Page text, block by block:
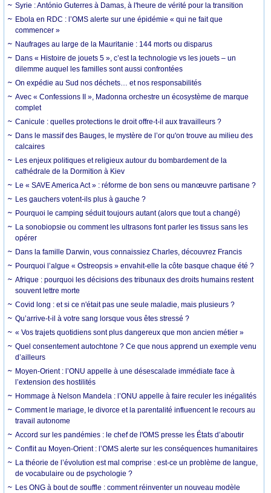
Syrie : António Guterres à Damas, à l'heure de vérité pour la transition
Ebola en RDC : l’OMS alerte sur une épidémie « qui ne fait que
commencer »
Naufrages au large de la Mauritanie : 144 morts ou disparus
Dans « Histoire de jouets 5 », c’est la technologie vs les jouets – un
dilemme auquel les familles sont aussi confrontées
On expédie au Sud nos déchets… et nos responsabilités
Avec « Confessions II », Madonna orchestre un écosystème de marque
complet
Canicule : quelles protections le droit offre-t-il aux travailleurs ?
Dans le massif des Bauges, le mystère de l’or qu'on trouve au milieu des
calcaires
Les enjeux politiques et religieux autour du bombardement de la
cathédrale de la Dormition à Kiev
Le « SAVE America Act » : réforme de bon sens ou manœuvre partisane ?
Les gauchers votent-ils plus à gauche ?
Pourquoi le camping séduit toujours autant (alors que tout a changé)
La sonobiopsie ou comment les ultrasons font parler les tissus sans les
opérer
Dans la famille Darwin, vous connaissiez Charles, découvrez Francis
Pourquoi l’algue « Ostreopsis » envahit-elle la côte basque chaque été ?
Afrique : pourquoi les décisions des tribunaux des droits humains restent
souvent lettre morte
Covid long : et si ce n'était pas une seule maladie, mais plusieurs ?
Qu’arrive-t-il à votre sang lorsque vous êtes stressé ?
« Vos trajets quotidiens sont plus dangereux que mon ancien métier »
Quel consentement autochtone ? Ce que nous apprend un exemple venu
d’ailleurs
Moyen-Orient : l’ONU appelle à une désescalade immédiate face à
l’extension des hostilités
Hommage à Nelson Mandela : l’ONU appelle à faire reculer les inégalités
Comment le mariage, le divorce et la parentalité influencent le recours au
travail autonome
Accord sur les pandémies : le chef de l'OMS presse les États d’aboutir
Conflit au Moyen-Orient : l’OMS alerte sur les conséquences humanitaires
La théorie de l’évolution est mal comprise : est-ce un problème de langue,
de vocabulaire ou de psychologie ?
Les ONG à bout de souffle : comment réinventer un nouveau modèle